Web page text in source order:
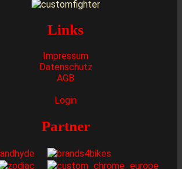
Links
Impressum
Datenschutz
AGB
Login
Partner